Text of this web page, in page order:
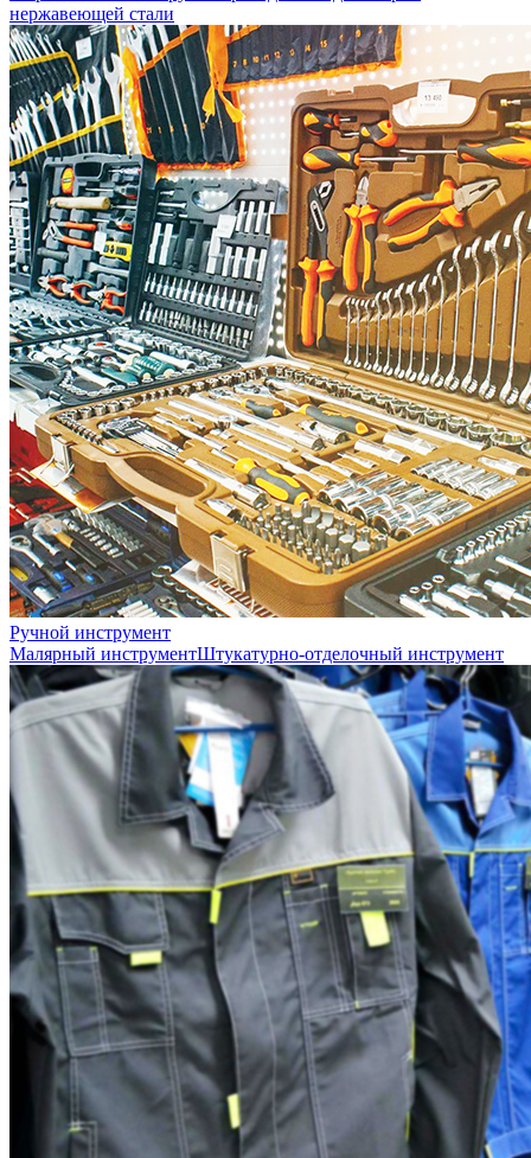
нержавеющей стали
Ручной инструмент
Малярный инструментШтукатурно-отделочный инструмент